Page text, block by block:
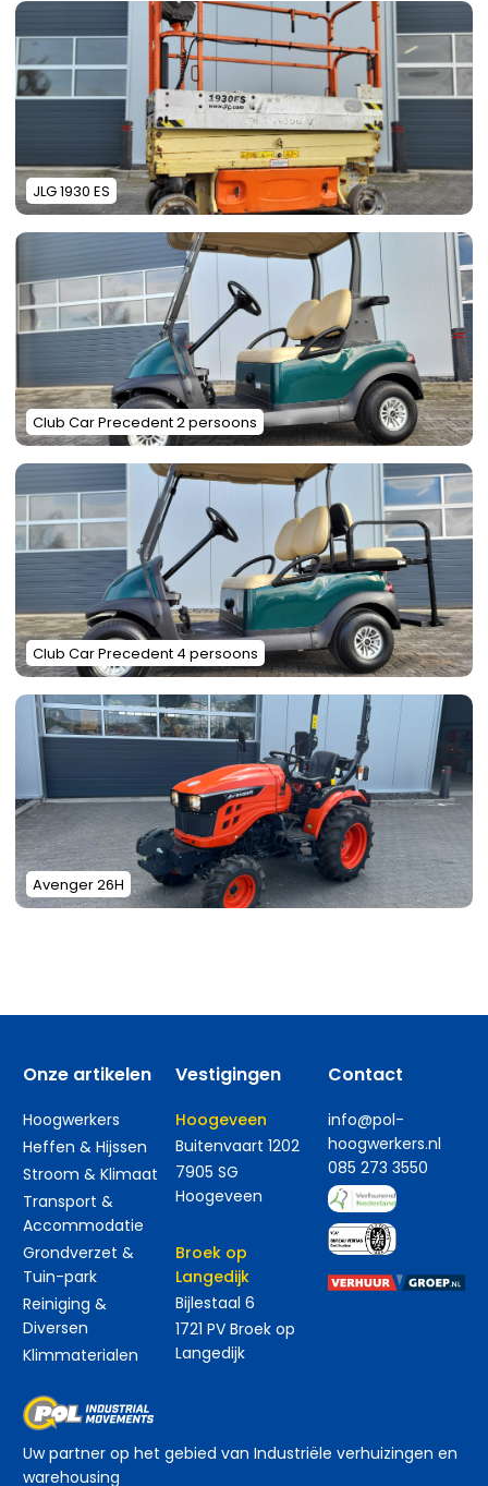
JLG 1930 ES
Club Car Precedent 2 persoons
Club Car Precedent 4 persoons
Avenger 26H
Onze artikelen
Hoogwerkers
Heffen & Hijssen
Stroom & Klimaat
Transport &
Accommodatie
Grondverzet &
Tuin-park
Reiniging &
Diversen
Klimmaterialen
Vestigingen
Hoogeveen
Buitenvaart 1202
7905 SG
Hoogeveen
Broek op
Langedijk
Bijlestaal 6
1721 PV Broek op
Langedijk
Contact
info@pol-
hoogwerkers.nl
085 273 3550
Uw partner op het gebied van Industriële verhuizingen en
warehousing